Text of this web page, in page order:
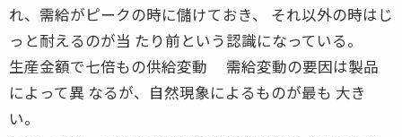
れ、需給がピークの時に儲けておき、 それ以外の時はじ
っと耐えるのが当 たり前という認識になっている。
生産金額で七倍もの供給変動 需給変動の要因は製品
によって異 なるが、自然現象によるものが最も 大き
い。